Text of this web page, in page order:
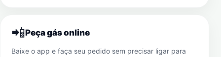
📲Peça gás online
Baixe o app e faça seu pedido sem precisar ligar para